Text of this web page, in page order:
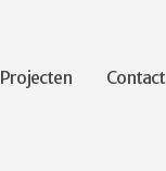
Projecten Contact